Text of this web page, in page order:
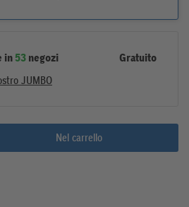
in 53 negozi Gratuito
JUMBO
Nel carrello